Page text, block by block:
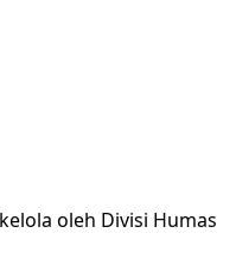
oleh Divisi Humas